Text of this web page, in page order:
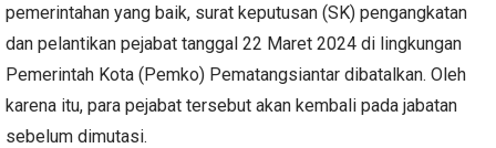
pemerintahan yang baik, surat keputusan (SK) pengangkatan
dan pelantikan pejabat tanggal 22 Maret 2024 di lingkungan
Pemerintah Kota (Pemko) Pematangsiantar dibatalkan. Oleh
karena itu, para pejabat tersebut akan kembali pada jabatan
sebelum dimutasi.